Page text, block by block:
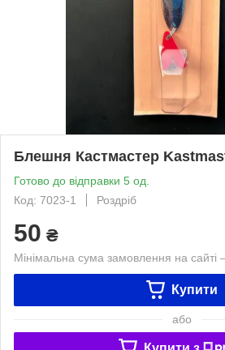
Блешня Кастмастер
Готово до відправки 5 од.
Код: 7023-1
Роздріб
50 ₴
Мінімальна сума замовлення на
Купити
або